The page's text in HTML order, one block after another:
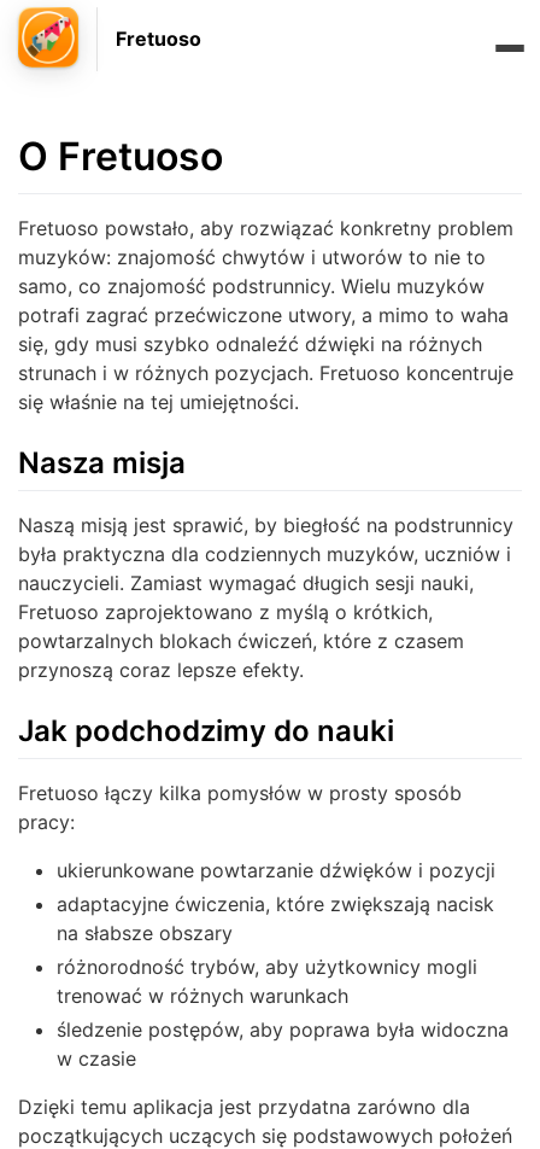
Fretuoso
O Fretuoso
Fretuoso powstało, aby rozwiązać konkretny problem
muzyków: znajomość chwytów i utworów to nie to
samo, co znajomość podstrunnicy. Wielu muzyków
potrafi zagrać przećwiczone utwory, a mimo to waha
się, gdy musi szybko odnaleźć dźwięki na różnych
strunach i w różnych pozycjach. Fretuoso koncentruje
się właśnie na tej umiejętności.
Nasza misja
Naszą misją jest sprawić, by biegłość na podstrunnicy
była praktyczna dla codziennych muzyków, uczniów i
nauczycieli. Zamiast wymagać długich sesji nauki,
Fretuoso zaprojektowano z myślą o krótkich,
powtarzalnych blokach ćwiczeń, które z czasem
przynoszą coraz lepsze efekty.
Jak podchodzimy do nauki
Fretuoso łączy kilka pomysłów w prosty sposób
pracy:
ukierunkowane powtarzanie dźwięków i pozycji
adaptacyjne ćwiczenia, które zwiększają nacisk
na słabsze obszary
różnorodność trybów, aby użytkownicy mogli
trenować w różnych warunkach
śledzenie postępów, aby poprawa była widoczna
w czasie
Dzięki temu aplikacja jest przydatna zarówno dla
początkujących uczących się podstawowych położeń